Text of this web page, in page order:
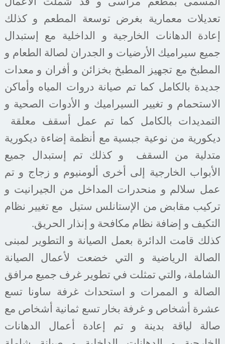
تعديلات معمارية بغرض توسعة المطعم و كذلك
إعادة الدهانات الخارجية و الداخلية مع إستبدال
جميع سيراميك الأرضيات و الجدران لصالة الطعام و
المطبخ مع تجهيز المطبخ بخزائن و أفران و معدات
جديدة بالكامل كما تم صيانة دروات المياه وأماكن
الاستحمام و تغيير السيراميك و الأدوات الصحية و
التمديدات بالكامل كما تم عمل أسقف معلقة
ديكورية من نوعية جبسية مع أنظمة إضاءة ديكورية
متدلية من السقف
و كذلك تم إستبدال جميع
الأبواب الخارجية إلى أخرى ألومنيوم و زجاج و تم
عمل سلالم و منحدرات المداخل من الجيرانيت و
تركيب مقابض من الإستانلس ستيل
مع تغيير نظام
التكيف و إضافة نظام مكافحة و إنذار الحريق.
كذلك قامت الدائرة بعمل الصيانة و التطوير لمبنى
الصالة الرياضية و التي خضعت لأعمال الصيانة
الشاملة، والتي تمثلت في تطوير غرف جميع مرافق
الصالة و الممرات و استحداث غرفة ساونا تسع
عشرة أشخاص و غرفة بخار تسع ثمانية أشخاص مع
صالة لياقة بدينة و تم إعادة أعمال الدهانات